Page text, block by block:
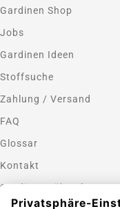
Gardinen Shop
Jobs
Gardinen Ideen
Stoffsuche
Zahlung / Versand
FAQ
Glossar
Kontakt
Gardinen nähen lassen
Zahlungsmethoden